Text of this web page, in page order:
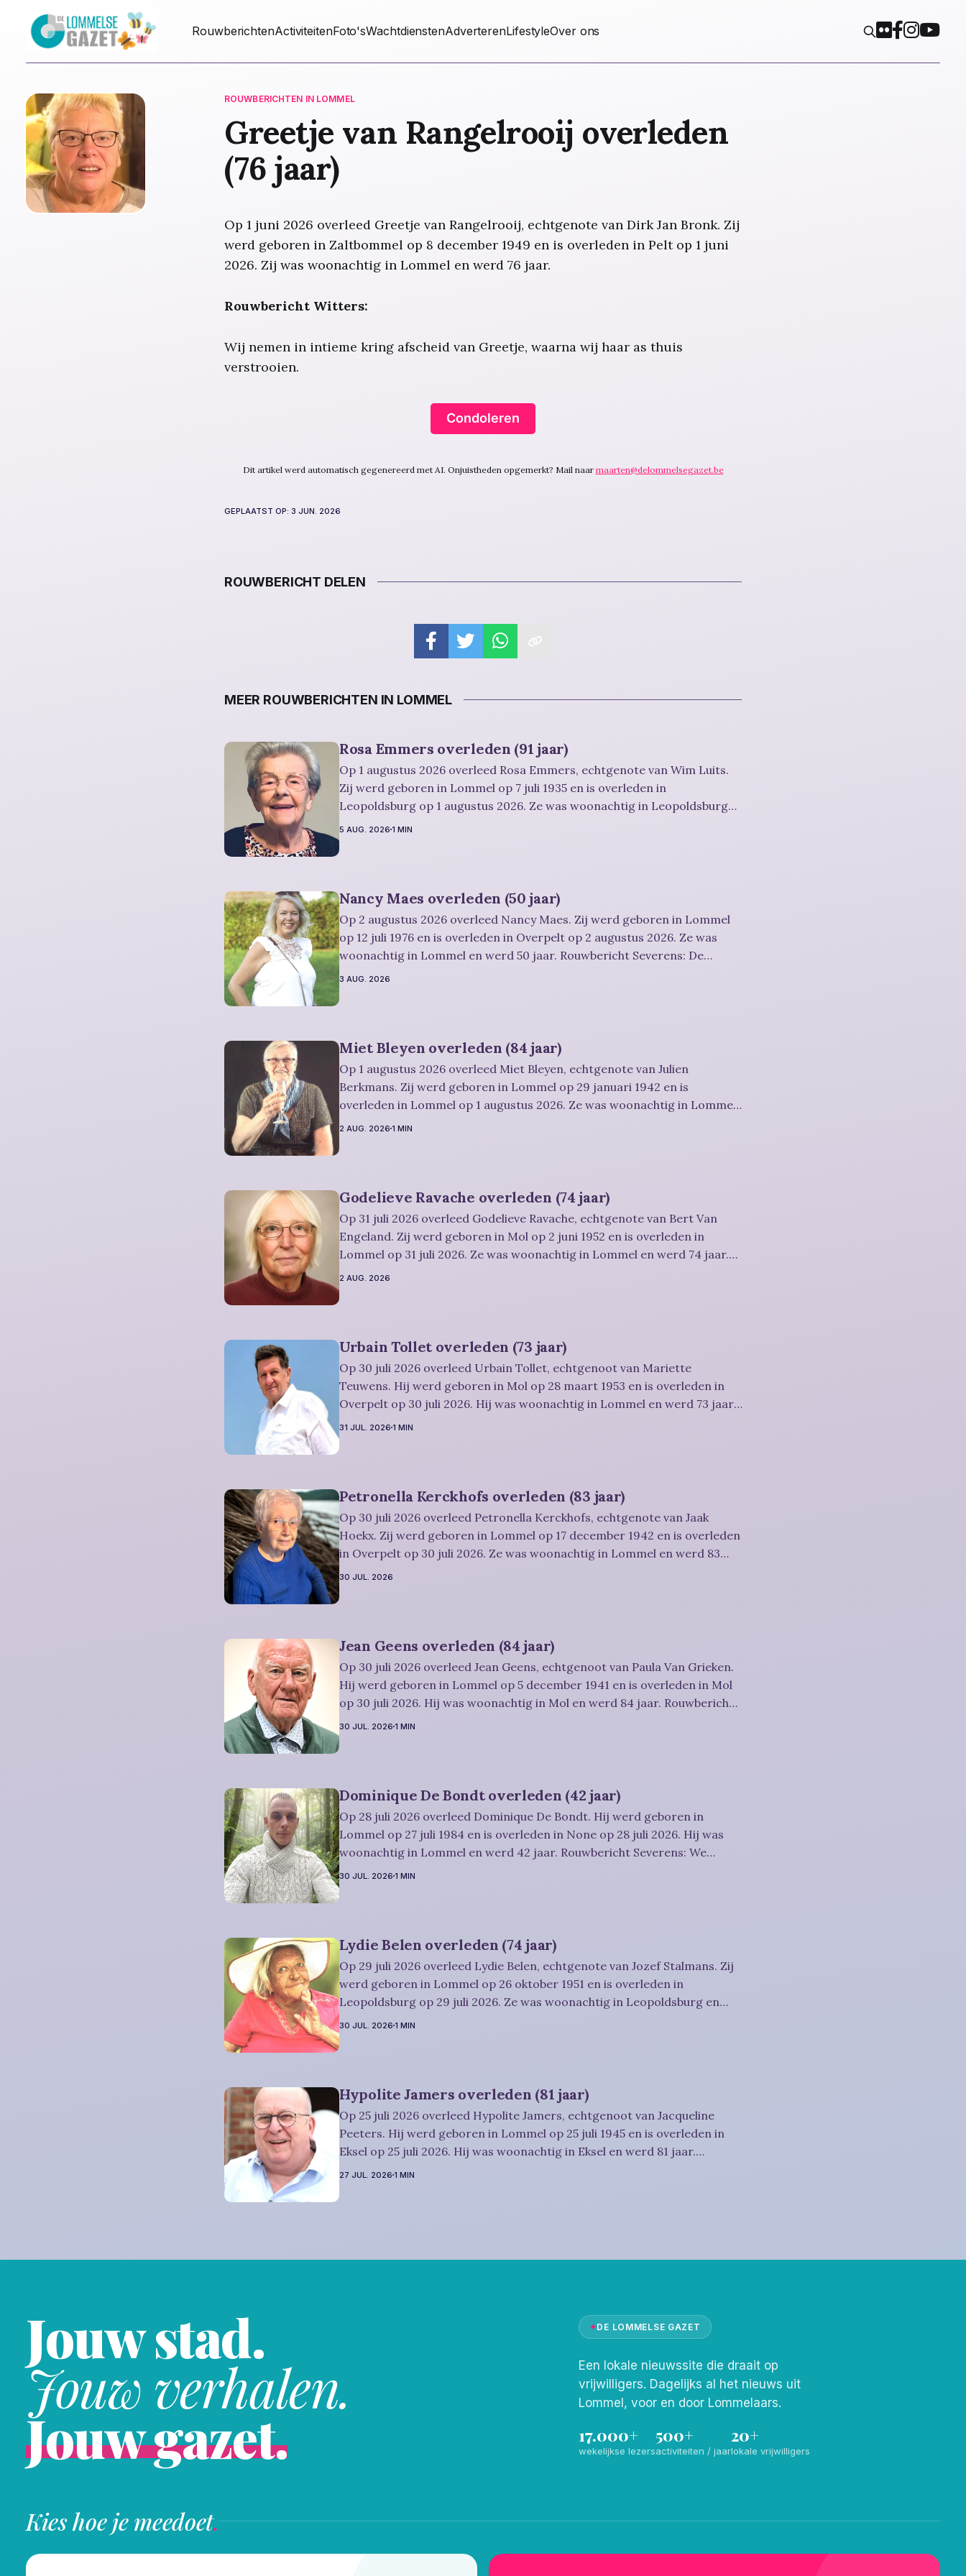
RouwberichtenActiviteitenFoto'sWachtdienstenAdverterenLifestyleOver ons
ROUWBERICHTEN IN LOMMEL
Greetje van Rangelrooij overleden
(76 jaar)
Op 1 juni 2026 overleed Greetje van Rangelrooij, echtgenote van Dirk Jan Bronk. Zij
werd geboren in Zaltbommel op 8 december 1949 en is overleden in Pelt op 1 juni
2026. Zij was woonachtig in Lommel en werd 76 jaar.
Rouwbericht Witters:
Wij nemen in intieme kring afscheid van Greetje, waarna wij haar as thuis
verstrooien.
Condoleren
Dit artikel werd automatisch gegenereerd met AI. Onjuistheden opgemerkt? Mail naar maarten@delommelsegazet.be
GEPLAATST OP: 3 JUN. 2026
ROUWBERICHT DELEN
MEER ROUWBERICHTEN IN LOMMEL
Rosa Emmers overleden (91 jaar)
Op 1 augustus 2026 overleed Rosa Emmers, echtgenote van Wim Luits.
Zij werd geboren in Lommel op 7 juli 1935 en is overleden in
Leopoldsburg op 1 augustus 2026. Ze was woonachtig in Leopoldsburg
en werd 91 jaar. Rouwbericht Severens: De afscheidsplechtigheid van
5 AUG. 2026 1 MIN
Nancy Maes overleden (50 jaar)
Op 2 augustus 2026 overleed Nancy Maes. Zij werd geboren in Lommel
op 12 juli 1976 en is overleden in Overpelt op 2 augustus 2026. Ze was
woonachtig in Lommel en werd 50 jaar. Rouwbericht Severens: De
afscheidsplechtigheid vindt plaats in besloten kring. Er is gelegenheid om
3 AUG. 2026
Miet Bleyen overleden (84 jaar)
Op 1 augustus 2026 overleed Miet Bleyen, echtgenote van Julien
Berkmans. Zij werd geboren in Lommel op 29 januari 1942 en is
overleden in Lommel op 1 augustus 2026. Ze was woonachtig in Lommel
en werd 84 jaar. Rouwbericht Severens: De uitvaartdienst zal in besloten
2 AUG. 2026 1 MIN
Godelieve Ravache overleden (74 jaar)
Op 31 juli 2026 overleed Godelieve Ravache, echtgenote van Bert Van
Engeland. Zij werd geboren in Mol op 2 juni 1952 en is overleden in
Lommel op 31 juli 2026. Ze was woonachtig in Lommel en werd 74 jaar.
Rouwbericht Severens: De afscheidsviering heeft plaats in besloten kring.
2 AUG. 2026
Urbain Tollet overleden (73 jaar)
Op 30 juli 2026 overleed Urbain Tollet, echtgenoot van Mariette
Teuwens. Hij werd geboren in Mol op 28 maart 1953 en is overleden in
Overpelt op 30 juli 2026. Hij was woonachtig in Lommel en werd 73 jaar.
Rouwbericht Severens: De afscheidsviering van Urbain waarop u
31 JUL. 2026 1 MIN
Petronella Kerckhofs overleden (83 jaar)
Op 30 juli 2026 overleed Petronella Kerckhofs, echtgenote van Jaak
Hoekx. Zij werd geboren in Lommel op 17 december 1942 en is overleden
in Overpelt op 30 juli 2026. Ze was woonachtig in Lommel en werd 83
jaar. Rouwbericht Severens: De afscheidsplechtígheid van Irène zal
30 JUL. 2026
Jean Geens overleden (84 jaar)
Op 30 juli 2026 overleed Jean Geens, echtgenoot van Paula Van Grieken.
Hij werd geboren in Lommel op 5 december 1941 en is overleden in Mol
op 30 juli 2026. Hij was woonachtig in Mol en werd 84 jaar. Rouwbericht
Dries-Hulsmans: Plechtigheid: U wordt vriendelijk uitgenodigd om
30 JUL. 2026 1 MIN
Dominique De Bondt overleden (42 jaar)
Op 28 juli 2026 overleed Dominique De Bondt. Hij werd geboren in
Lommel op 27 juli 1984 en is overleden in None op 28 juli 2026. Hij was
woonachtig in Lommel en werd 42 jaar. Rouwbericht Severens: We
nemen afscheid van Dominique tijdens een intieme plechtigheid,
30 JUL. 2026 1 MIN
Lydie Belen overleden (74 jaar)
Op 29 juli 2026 overleed Lydie Belen, echtgenote van Jozef Stalmans. Zij
werd geboren in Lommel op 26 oktober 1951 en is overleden in
Leopoldsburg op 29 juli 2026. Ze was woonachtig in Leopoldsburg en
werd 74 jaar. Rouwbericht Dries-Hulsmans: Het afscheid, waartoe u
30 JUL. 2026 1 MIN
Hypolite Jamers overleden (81 jaar)
Op 25 juli 2026 overleed Hypolite Jamers, echtgenoot van Jacqueline
Peeters. Hij werd geboren in Lommel op 25 juli 1945 en is overleden in
Eksel op 25 juli 2026. Hij was woonachtig in Eksel en werd 81 jaar.
Rouwbericht Witters: Wij nemen in intieme kring afscheid van Hypolite,
27 JUL. 2026 1 MIN
Jouw stad.
Jouw verhalen.
Jouw gazet.
✦DE LOMMELSE GAZET
Een lokale nieuwssite die draait op
vrijwilligers. Dagelijks al het nieuws uit
Lommel, voor en door Lommelaars.
17.000+
wekelijkse lezers
500+
activiteiten / jaar
20+
lokale vrijwilligers
Kies hoe je meedoet.